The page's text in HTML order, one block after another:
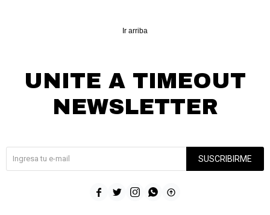
Ir arriba
UNITE A TIMEOUT
NEWSLETTER
SUSCRIBIRME
    